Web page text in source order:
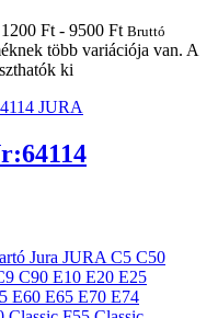
Ft - 9500 Ft Bruttó
több variációja van. A
ki